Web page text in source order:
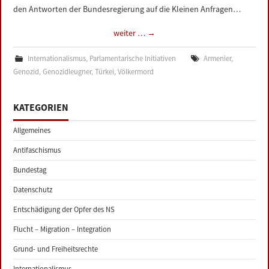
den Antworten der Bundesregierung auf die Kleinen Anfragen…
weiter … →
Internationalismus, Parlamentarische Initiativen Armenier,
Genozid,Genozidleugner,Türkei,Völkermord
KATEGORIEN
Allgemeines
Antifaschismus
Bundestag
Datenschutz
Entschädigung der Opfer des NS
Flucht – Migration – Integration
Grund- und Freiheitsrechte